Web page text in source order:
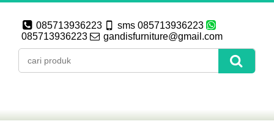
085713936223
sms 085713936223
085713936223
gandisfurniture@gmail.com